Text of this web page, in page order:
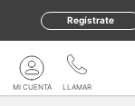
Regístrate
LLAMAR
MI CUENTA